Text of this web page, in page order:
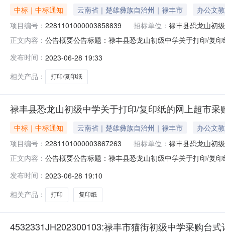
中标｜中标通知 云南省｜楚雄彝族自治州｜禄丰市
办公文教
项目编号： 2281101000003858839 招标单位： 禄丰县恐龙山初
正文内容： 公告概要公告标题：禄丰县恐龙山初级中学关于打印/复
上超市采购项目采购项目项目编号
发布时间： 2023-06-28 19:33
相关产品：
打印/复印纸
禄丰县恐龙山初级中学关于打印/复印纸的网上超市采
中标｜中标通知 云南省｜楚雄彝族自治州｜禄丰市
办公文教
项目编号： 2281101000003867263 招标单位： 禄丰县恐龙山初
正文内容： 公告概要公告标题：禄丰县恐龙山初级中学关于打印/复
上超市采购项目采购项目项目编号
发布时间： 2023-06-28 19:10
相关产品：
打印 复印纸
4532331JH202300103:禄丰市猫街初级中学采购台